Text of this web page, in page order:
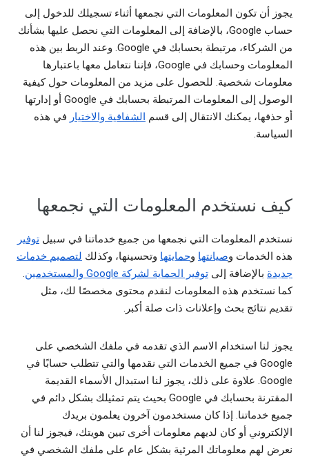
يجوز أن تكون المعلومات التي نجمعها أثناء تسجيلك للدخول إلى
حساب Google، بالإضافة إلى المعلومات التي نحصل عليها بشأنك
من الشركاء، مرتبطة بحسابك في Google. وعند الربط بين هذه
المعلومات وحسابك في Google، فإننا نتعامل معها باعتبارها
معلومات شخصية. للحصول على مزيد من المعلومات حول كيفية
الوصول إلى المعلومات المرتبطة بحسابك في Google أو إدارتها
أو حذفها، يمكنك الانتقال إلى قسم الشفافية والاختيار في هذه
السياسة.
كيف نستخدم المعلومات التي نجمعها
نستخدم المعلومات التي نجمعها من جميع خدماتنا في سبيل توفير
هذه الخدمات وصيانتها وحمايتها وتحسينها، وكذلك لتصميم خدمات
جديدة بالإضافة إلى توفير الحماية لشركة Google والمستخدمين
.
كما نستخدم هذه المعلومات لنقدم محتوى مخصصًا لك، مثل
تقديم نتائج بحث وإعلانات ذات صلة أكبر.
يجوز لنا استخدام الاسم الذي تقدمه في ملفك الشخصي على
Google في جميع الخدمات التي نقدمها والتي تتطلب حسابًا في
Google. علاوة على ذلك، يجوز لنا استبدال الأسماء القديمة
المقترنة بحسابك في Google بحيث يتم تمثيلك بشكل دائم في
جميع خدماتنا. إذا كان مستخدمون آخرون يعلمون بريدك
الإلكتروني أو كان لديهم معلومات أخرى تبين هويتك، فيجوز لنا أن
نعرض لهم معلوماتك المرئية بشكل عام على ملفك الشخصي في